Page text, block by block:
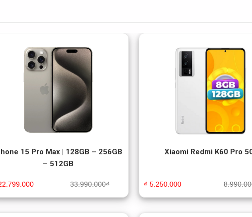
15 Pro Max | 128GB – 256GB
– 512GB
33.990.000₫
Xiaomi Redmi K60 Pro
5.250.000
₫